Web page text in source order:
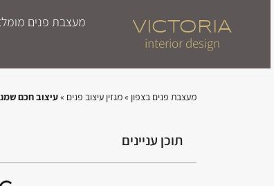
VICTORIA
interior design
מעצבת פנים
מעצבת פנים בצפון»מגזין עיצוב פנים»עיצוב חכם
תוכן עניינים